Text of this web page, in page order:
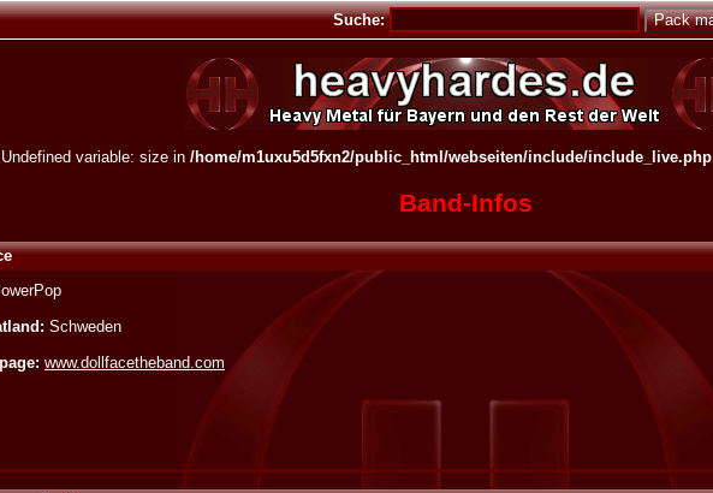
Suche:
variable: size in/home/m1uxu5d5fxn2/public_html/webseiten/include/include_live.php
Band-Infos
Schweden
www.dollfacetheband.com